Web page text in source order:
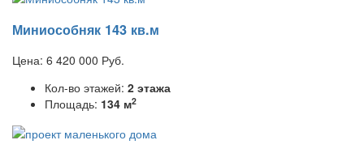
Миниособняк 143 кв.м
Цена: 6 420 000 Руб.
Кол-во этажей: 2 этажа
Площадь: 134 м2